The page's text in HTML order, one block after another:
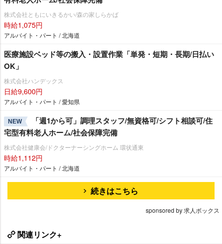
株式会社ともにいきるかい/森の家しらかば
時給1,075円
アルバイト・パート / 北海道
医療施設ベッド等の搬入・設置作業「単発・短期・長期/日払い
OK」
株式会社ハンデックス
日給9,600円
アルバイト・パート / 愛知県
NEW
「週1から可」調理スタッフ/無資格可/シフト相談可/住
宅型有料老人ホーム/社会保障完備
株式会社健康会/ドクターナーシングホーム 環状通東
時給1,112円
アルバイト・パート / 北海道
続きはこちら
sponsored by 求人ボックス
関連リンク+